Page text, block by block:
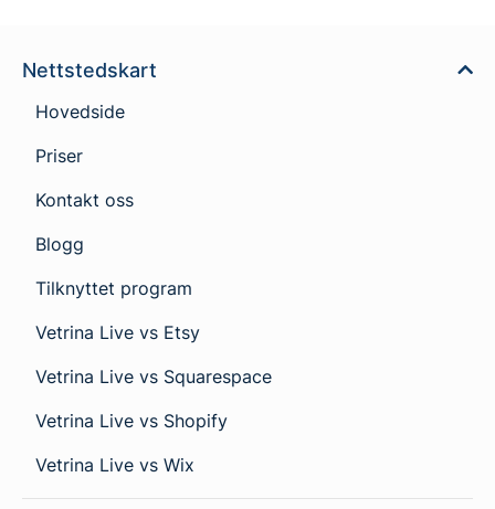
Nettstedskart
Hovedside
Priser
Kontakt oss
Blogg
Tilknyttet program
Vetrina Live vs Etsy
Vetrina Live vs Squarespace
Vetrina Live vs Shopify
Vetrina Live vs Wix